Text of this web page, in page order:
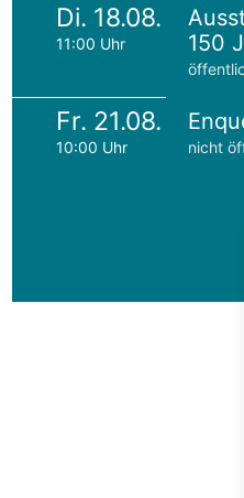
Di. 18.08.
11:00 Uhr
150
Fr. 21.08.
10:00 Uhr nicht